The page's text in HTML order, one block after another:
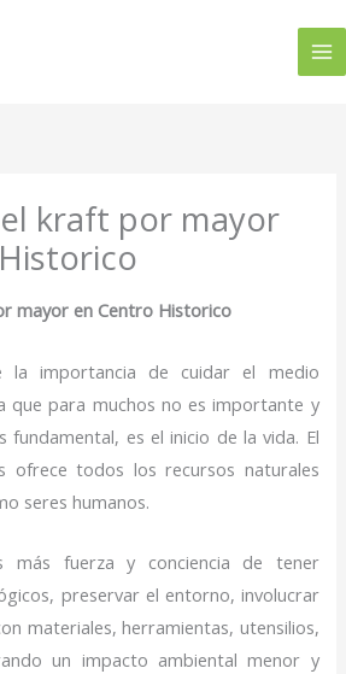
kraft por mayor
mayor en Centro Historico
la importancia de cuidar el medio
que para muchos no es importante y
es el inicio de la vida. El
ofrece todos los recursos naturales
seres humanos.
más fuerza y conciencia de tener
preservar el entorno, involucrar
materiales, herramientas, utensilios,
un impacto ambiental menor y